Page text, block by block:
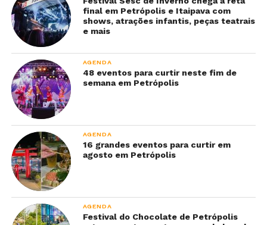
final em Petrópolis e Itaipava com
shows, atrações infantis, peças teatrais
e mais
AGENDA
48 eventos para curtir neste fim de
semana em Petrópolis
AGENDA
16 grandes eventos para curtir em
agosto em Petrópolis
AGENDA
Festival do Chocolate de Petrópolis